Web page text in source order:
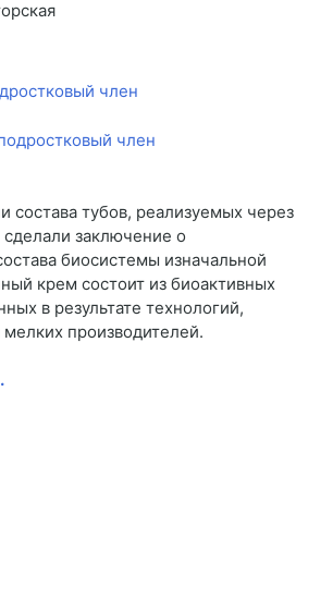
член
состава тубов, реализуемых через
сделали заключение о
биосистемы изначальной
крем состоит из биоактивных
в результате технологий,
производителей.